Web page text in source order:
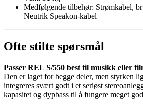
Medfølgende tilbehør: Strømkabel,
Neutrik Speakon-kabel
Ofte stilte spørsmål
Passer REL S/550 best til musikk eller
Den er laget for begge deler, men styrken
integreres svært godt i et seriøst
kapasitet og dypbass til å fungere meget